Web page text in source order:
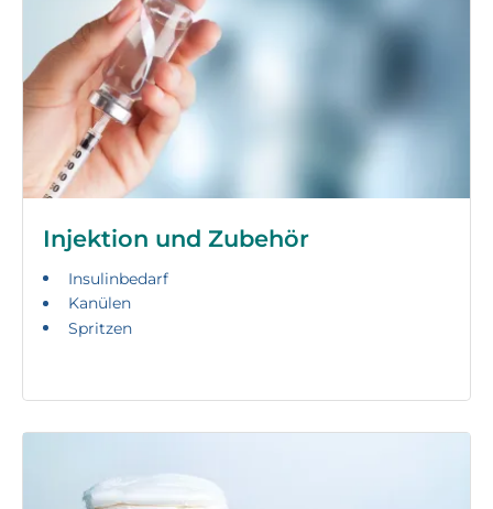
Injektion und Zubehör
Insulinbedarf
Kanülen
Spritzen